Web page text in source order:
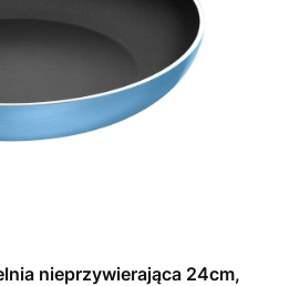
nieprzywierająca 24cm,